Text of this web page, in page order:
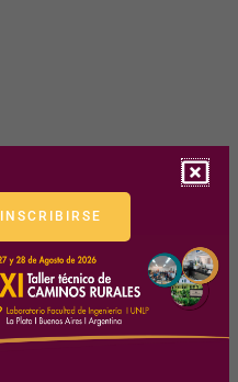
INSCRIBIRSE